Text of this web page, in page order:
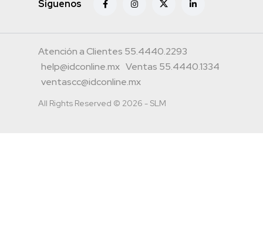
Siguenos
Atención a Clientes 55.4440.2293
help@idconline.mx Ventas 55.4440.1334
ventascc@idconline.mx
All Rights Reserved © 2026 - SLM